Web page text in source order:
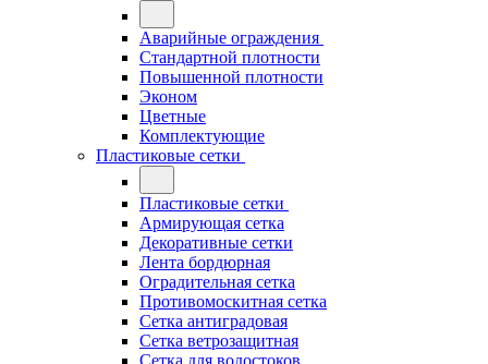
Аварийные ограждения
Стандартной плотности
Повышенной плотности
Эконом
Цветные
Комплектующие
Пластиковые сетки
Пластиковые сетки
Армирующая сетка
Декоративные сетки
Лента бордюрная
Оградительная сетка
Противомоскитная сетка
Сетка антиградовая
Сетка ветрозащитная
Сетка для водостоков